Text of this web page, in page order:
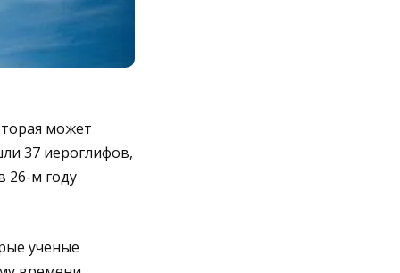
может
37 иероглифов,
26-м году
ученые